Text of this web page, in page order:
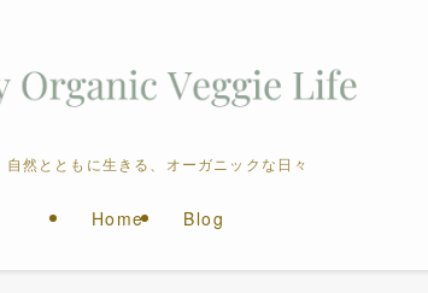
自然とともに生きる、オーガニックな日々
Home Blog